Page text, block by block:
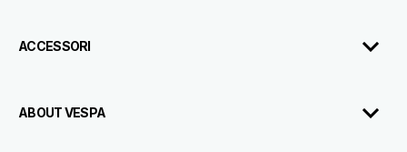
ACCESSORI
ABOUT VESPA